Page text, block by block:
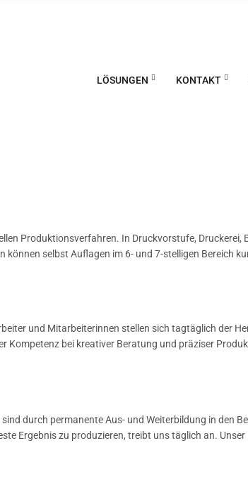
LÖSUNGEN KONTAKT
Produktionsverfahren. In Druckvorstufe,
selbst Auflagen im 6- und 7-stelligen Bereich
und Mitarbeiterinnen stellen sich tagtäglich der
bei kreativer Beratung und präziser
durch permanente Aus- und Weiterbildung in den
Ergebnis zu produzieren, treibt uns täglich an.